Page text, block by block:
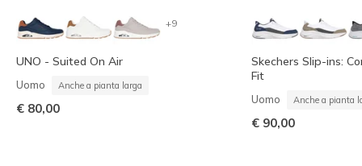
+9
UNO - Suited On Air
Uomo Anche a pianta larga
€ 80,00
Skechers Slip-ins:
Fit
Uomo Anche a pianta
€ 90,00